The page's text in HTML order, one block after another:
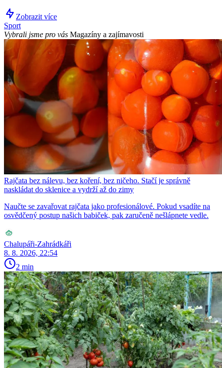
Zobrazit více
Sport
Vybrali jsme pro vás Magazíny a zajímavosti
Rajčata bez nálevu, bez koření, bez ničeho. Stačí je správně
naskládat do sklenice a vydrží až do zimy
Naučte se zavařovat rajčata jako profesionálové. Pokud vsadíte na
osvědčený postup našich babiček, pak zaručeně nešlápnete vedle.
Chalupáři-Zahrádkáři
8. 8. 2026, 22:54
2 min